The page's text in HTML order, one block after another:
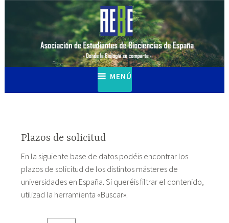
MENÚ
Plazos de solicitud
En la siguiente base de datos podéis encontrar los
plazos de solicitud de los distintos másteres de
universidades en España. Si queréis filtrar el contenido,
utilizad la herramienta «Buscar».